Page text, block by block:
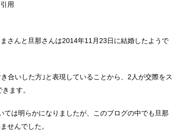
用
さんと旦那さんは2014年11月23日に結婚したようで
合いした方｣と表現していることから、2人が交際をス
ます。
ては明らかになりましたが、このブログの中でも旦那
せんでした。